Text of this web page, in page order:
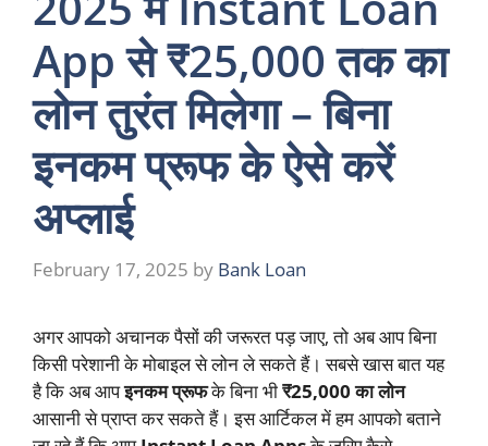
App से ₹25,000 तक का
लोन तुरंत मिलेगा – बिना
इनकम प्रूफ के ऐसे करें
अप्लाई
February 17, 2025 by Bank Loan
अगर आपको अचानक पैसों की जरूरत पड़ जाए, तो अब आप बिना
किसी परेशानी के मोबाइल से लोन ले सकते हैं। सबसे खास बात यह
है कि अब आपइनकम प्रूफके बिना भी₹25,000 का लोन
आसानी से प्राप्त कर सकते हैं। इस आर्टिकल में हम आपको बताने